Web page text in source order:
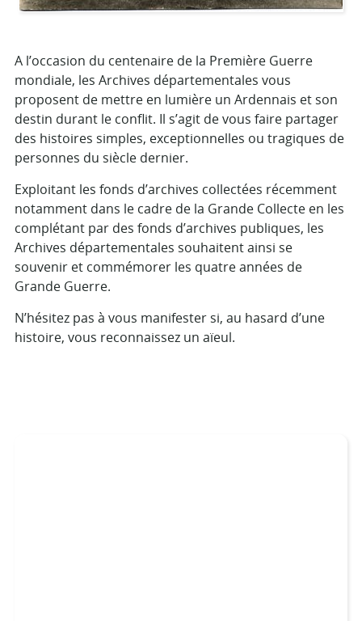
A l’occasion du centenaire de la Première Guerre
mondiale, les Archives départementales vous
proposent de mettre en lumière un Ardennais et son
destin durant le conflit. Il s’agit de vous faire partager
des histoires simples, exceptionnelles ou tragiques de
personnes du siècle dernier.
Exploitant les fonds d’archives collectées récemment
notamment dans le cadre de la Grande Collecte en les
complétant par des fonds d’archives publiques, les
Archives départementales souhaitent ainsi se
souvenir et commémorer les quatre années de
Grande Guerre.
N’hésitez pas à vous manifester si, au hasard d’une
histoire, vous reconnaissez un aïeul.